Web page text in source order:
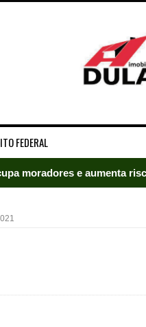
FEDERAL
moradores e aumenta
em Samambaia
Arruda e lidera disputa